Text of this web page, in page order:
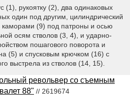
(1), рукоятку (2), два одинаковых
один под другим, цилиндрический
(9) под патроны и осью
осям стволов (3, 4), и ударно-
пошагового поворота и
(5) и спусковым крючком (16) с
выстрела из стволов (14, 15).
револьвер со съемным
88" // 2619674